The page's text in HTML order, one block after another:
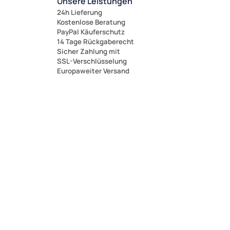
24h Lieferung
Kostenlose Beratung
PayPal Käuferschutz
14 Tage Rückgaberecht
Sicher Zahlung mit
SSL-Verschlüsselung
Europaweiter Versand